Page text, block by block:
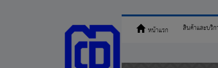
หน้าแรก สินค้าและบริก